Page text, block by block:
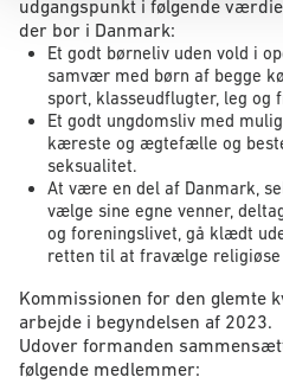
udgangspunkt i følgende
der bor i Danmark:
Et godt børneliv uden vold i
samvær med børn af begge
sport, klasseudflugter, leg og
Et godt ungdomsliv med
kæreste og ægtefælle og
seksualitet.
At være en del af Danmark,
vælge sine egne venner,
og foreningslivet, gå klædt
retten til at fravælge religiøse
Kommissionen for den glemte
arbejde i begyndelsen af 2023.
Udover formanden
følgende medlemmer: